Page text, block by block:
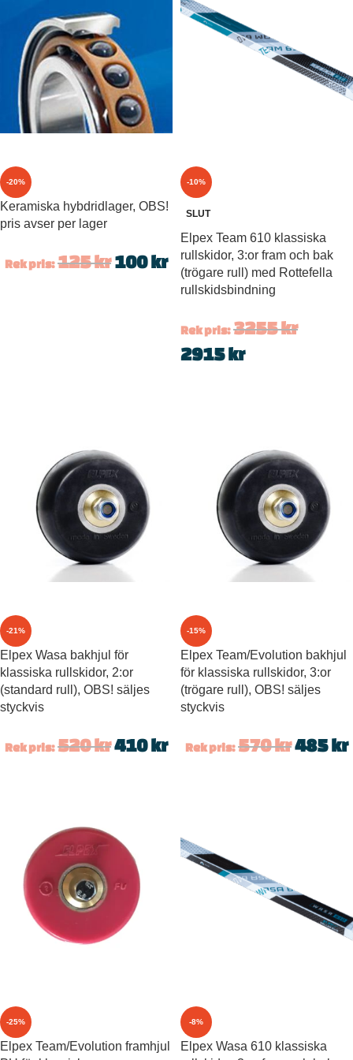
-20%
Keramiska hybdridlager, OBS!
pris avser per lager
Rek pris: 125kr 100kr
-10%
SLUT
Elpex Team 610 klassiska
rullskidor, 3:or fram och bak
(trögare rull) med Rottefella
rullskidsbindning
Rek pris: 3255kr
2915kr
-21%
Elpex Wasa bakhjul för
klassiska rullskidor, 2:or
(standard rull), OBS! säljes
styckvis
Rek pris: 520kr410kr
-15%
Elpex Team/Evolution bakhjul
för klassiska rullskidor, 3:or
(trögare rull), OBS! säljes
styckvis
Rek pris: 570kr485kr
-25%
Elpex Team/Evolution framhjul
-8%
Elpex Wasa 610 klassiska